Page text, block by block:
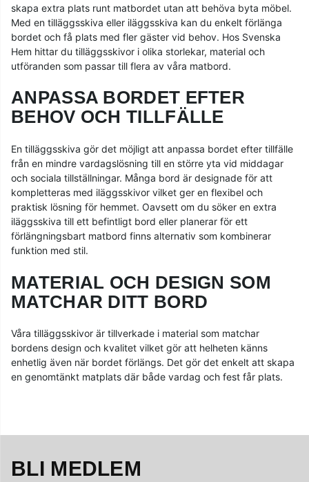
skapa extra plats runt matbordet utan att behöva byta möbel.
Med en tilläggsskiva eller iläggsskiva kan du enkelt förlänga
bordet och få plats med fler gäster vid behov. Hos Svenska
Hem hittar du tilläggsskivor i olika storlekar, material och
utföranden som passar till flera av våra matbord.
ANPASSA BORDET EFTER
BEHOV OCH TILLFÄLLE
En tilläggsskiva gör det möjligt att anpassa bordet efter tillfälle
från en mindre vardagslösning till en större yta vid middagar
och sociala tillställningar. Många bord är designade för att
kompletteras med iläggsskivor vilket ger en flexibel och
praktisk lösning för hemmet. Oavsett om du söker en extra
iläggsskiva till ett befintligt bord eller planerar för ett
förlängningsbart matbord finns alternativ som kombinerar
funktion med stil.
MATERIAL OCH DESIGN SOM
MATCHAR DITT BORD
Våra tilläggsskivor är tillverkade i material som matchar
bordens design och kvalitet vilket gör att helheten känns
enhetlig även när bordet förlängs. Det gör det enkelt att skapa
en genomtänkt matplats där både vardag och fest får plats.
BLI MEDLEM